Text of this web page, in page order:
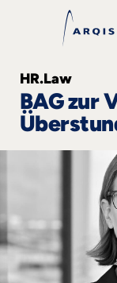
&
Events
HR.Law
BAG zur